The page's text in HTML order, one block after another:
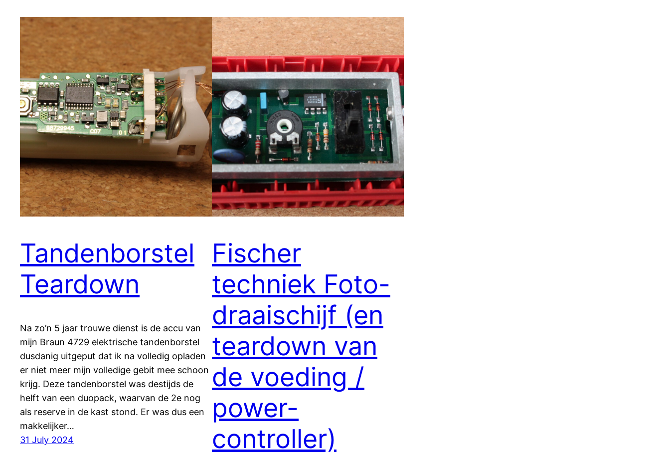
Tandenborstel
Teardown
Na zo’n 5 jaar trouwe dienst is de accu van
mijn Braun 4729 elektrische tandenborstel
dusdanig uitgeput dat ik na volledig opladen
er niet meer mijn volledige gebit mee schoon
krijg. Deze tandenborstel was destijds de
helft van een duopack, waarvan de 2e nog
als reserve in de kast stond. Er was dus een
makkelijker…
31 July 2024
Fischer​
techniek Foto-
draai​schijf (en
tear​down van
de voeding /
power-
controller)